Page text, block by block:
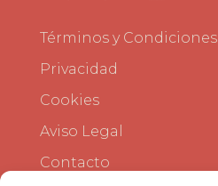
Términos y Condiciones
Privacidad
Cookies
Aviso Legal
Contacto